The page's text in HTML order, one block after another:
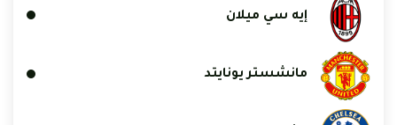
إيه سي ميلان
مانشستر يونايتد